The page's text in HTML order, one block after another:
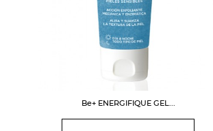
Be+ ENERGIFIQUE GEL...